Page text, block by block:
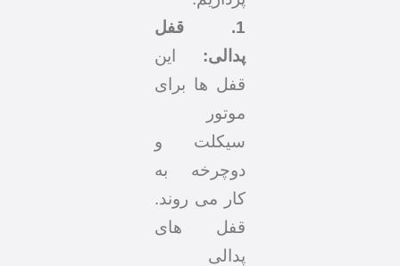
1. قفل
پدالی:این
قفل ها برای
موتور
سیکلت و
دوچرخه به
کار می روند.
قفل های
پدالی